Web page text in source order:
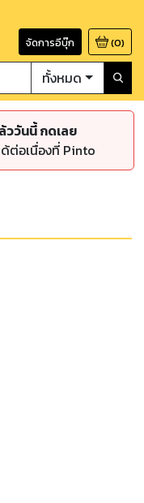
จัดการอีบุ๊ก (0)
ทั้งหมด
ววันนี้ กดเลย
ต่อเนื่องที่ Pinto